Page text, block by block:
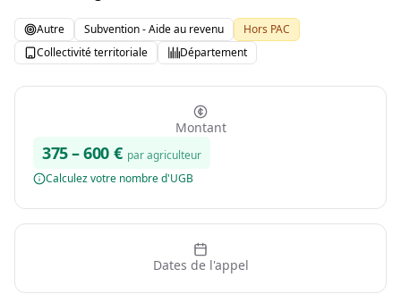
Autre Subvention - Aide au revenu
Hors PAC
Collectivité territoriale
Département
Montant
375–600 € par agriculteur
Calculez votre nombre d'UGB
Dates de l'appel